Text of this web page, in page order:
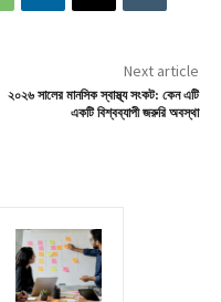
Next article
২০২৬ সালের মানসিক স্বাস্থ্য সংকট: কেন এটি
একটি বিশ্বব্যাপী জরুরি অবস্থা